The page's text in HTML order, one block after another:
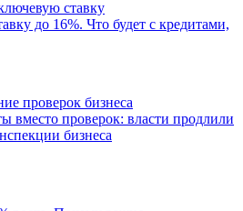
до 16%. Что будет с кредитами,
вместо проверок: власти продлили
бизнеса